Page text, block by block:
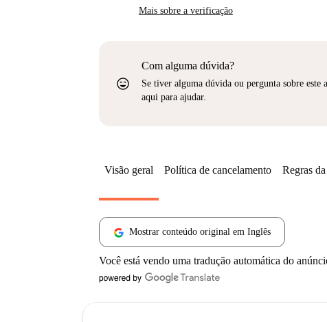
Mais sobre a verificação
sentiment_very_satisfied
Com alguma dúvida?
Se tiver alguma dúvida ou pergunta sobre este
aqui para ajudar.
Visão geral Política de cancelamento Regras da
Mostrar conteúdo original em Inglês
Você está vendo uma tradução automática do